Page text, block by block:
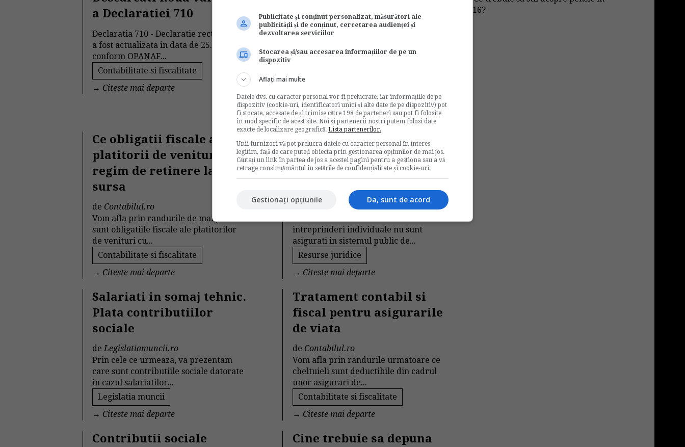
a Declaratiei 710
Declaratia 710 - Declaratie rectificativa
a fost actualizata in data de 25.02.2014
conform OPANAF...
Contabilitate si fiscalitate
→ Citeste mai departe
fisei de lichidare si a
adeverintei de somaj
deLegislatiamuncii.ro
documentele necesare. Dupa...
Legislatia muncii
→Citeste mai departe
Ce obligatii fiscale au
platitorii de venituri cu
regim de retinere la
sursa
de Contabilul.ro
Vom afla prin randurile de mai jos care
sunt obligatiile fiscale ale platitorilor
de venituri cu...
Contabilitate si fiscalitate
→ Citeste mai departe
Contributii sociale
datorate de o
intreprindere
de
intreprinderi individuale nu sunt
asigurati in sistemul public de...
Resurse juridice
→ Citeste mai departe
Salariati in somaj tehnic.
Plata contributiilor
sociale
deLegislatiamuncii.ro
Prin cele ce urmeaza, va prezentam
care sunt contributiile sociale datorate
in cazul salariatilor...
Legislatia muncii
→ Citeste mai departe
Tratament contabil si
fiscal pentru asigurarile
de viata
de Contabilul.ro
Vom afla prin randurile urmatoare ce
cheltuieli sunt deductibile din cadrul
unor asigurari de...
Contabilitate si fiscalitate
→ Citeste mai departe
Contributii sociale
Cine trebuie sa depuna
2016?
Publicitate și conținut personalizat, măsurători ale
publicității și de conținut, cercetarea audienței și
dezvoltarea serviciilor
Stocarea și/sau accesarea informațiilor de pe un
dispozitiv
Aflați mai multe
Datele dvs. cu caracter personal vor fi prelucrate, iar informațiile de pe
dispozitiv (cookie-uri, identificatori unici și alte date de pe dispozitiv) pot
fi stocate, accesate de și trimise către 198 de parteneri sau pot fi folosite
în mod specific de acest site. Noi și partenerii noștri putem folosi date
exacte de localizare geografică. Lista partenerilor.
Unii furnizori vă pot prelucra datele cu caracter personal în interes
legitim, față de care puteți obiecta prin gestionarea opțiunilor de mai jos.
Căutați un link în partea de jos a acestei pagini pentru a gestiona sau a vă
retrage consimțământul în setările de confidențialitate și cookie-uri.
Da, sunt de acord
Gestionați opțiunile